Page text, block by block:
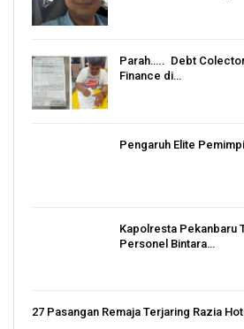
Parah….. Debt
Finance di…
Pengaruh Elite
Kapolresta Pekanbaru
Personel Bintara…
27 Pasangan Remaja Terjaring Razia